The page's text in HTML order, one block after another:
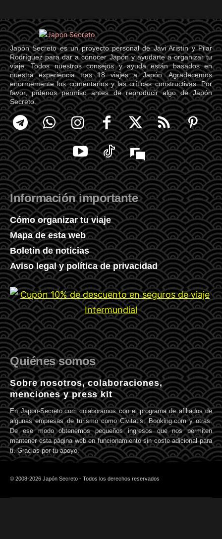
Japón Secreto es un proyecto personal de Javi Aristín y Pilar
Rodríguez para dar a conocer Japón y ayudarte a organizar tu
viaje. Todos nuestros consejos y ayuda están basados en
nuestra experiencia tras 18 viajes a Japón. Agradecemos
enormemente los comentarios y las críticas constructivas. Por
favor, pídenos permiso antes de reproducir algo de Japón
Secreto.
Información importante
Cómo organizar tu viaje
Mapa de esta web
Boletín de noticias
Aviso legal y política de privacidad
Quiénes somos
Sobre nosotros, colaboraciones,
menciones y press kit
En Japon-Secreto.com colaboramos con el programa de afiliados de
algunas empresas de turismo como Civitatis, Booking.com y otras.
De ese modo obtenemos pequeños ingresos que nos permiten
mantener esta página web en funcionamiento sin coste adicional para
ti. Gracias por tu apoyo.
© 2008-2026 Japón Secreto - Todos los derechos reservados